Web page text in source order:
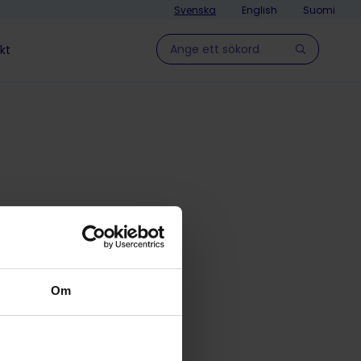
Om
Svenska English Suomi
Hae sivulla
2024